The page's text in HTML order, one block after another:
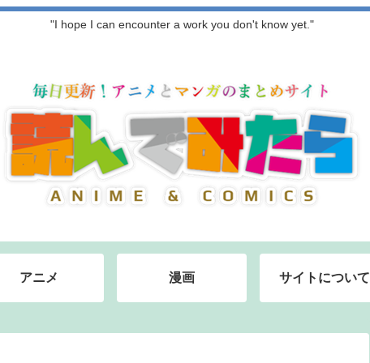
"I hope I can encounter a work you don't know yet."
アニメ 漫画 サイトについて